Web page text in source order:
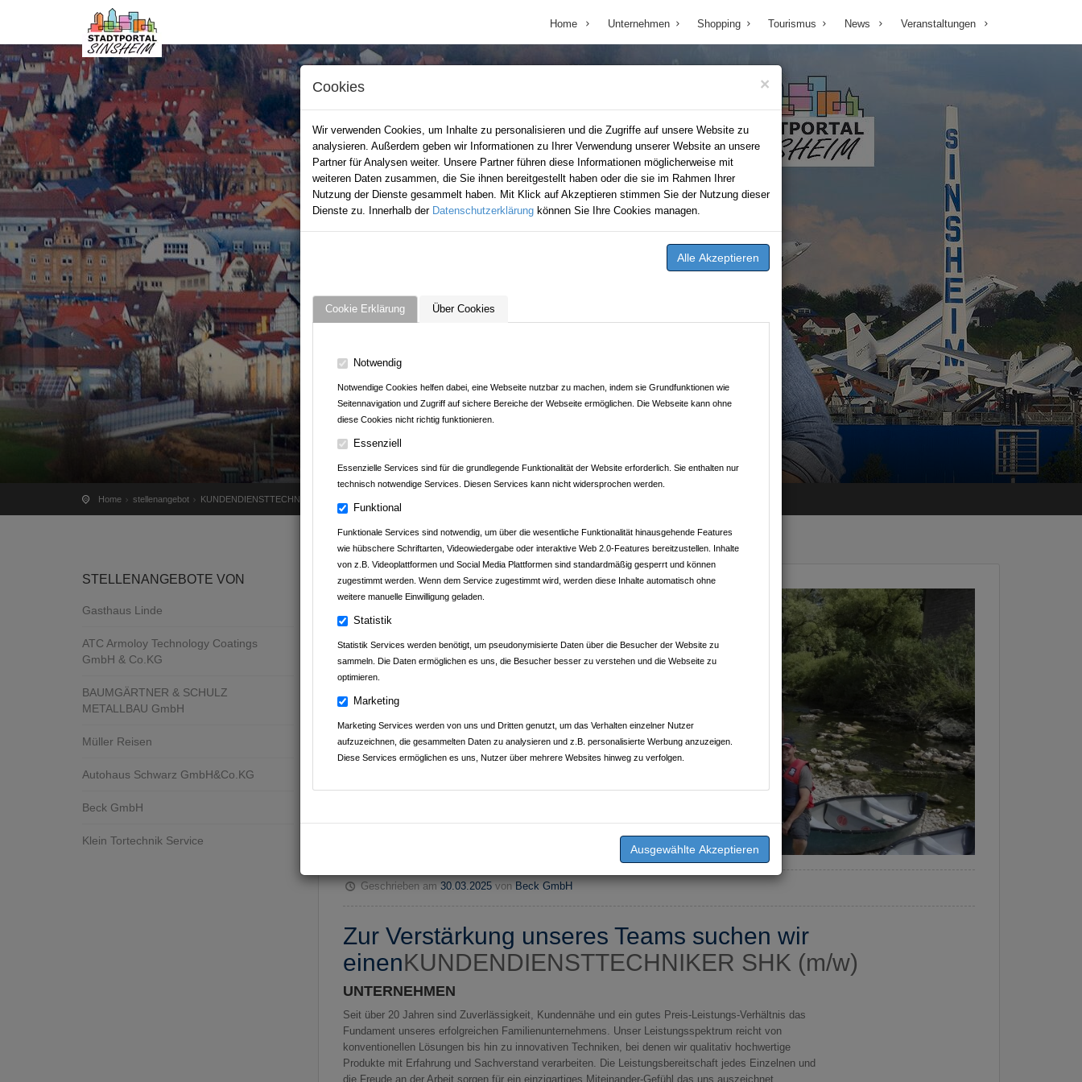
×
Cookies
Wir verwenden Cookies, um Inhalte zu personalisieren und die Zugriffe auf unsere Website zu
analysieren. Außerdem geben wir Informationen zu Ihrer Verwendung unserer Website an unsere
Partner für Analysen weiter. Unsere Partner führen diese Informationen möglicherweise mit
weiteren Daten zusammen, die Sie ihnen bereitgestellt haben oder die sie im Rahmen Ihrer
Nutzung der Dienste gesammelt haben. Mit Klick auf Akzeptieren stimmen Sie der Nutzung dieser
Dienste zu. Innerhalb der Datenschutzerklärung können Sie Ihre Cookies managen.
Cookie Erklärung Über Cookies
Notwendig
Notwendige Cookies helfen dabei, eine Webseite nutzbar zu machen, indem sie Grundfunktionen wie
Seitennavigation und Zugriff auf sichere Bereiche der Webseite ermöglichen. Die Webseite kann ohne
diese Cookies nicht richtig funktionieren.
Essenziell
Essenzielle Services sind für die grundlegende Funktionalität der Website erforderlich. Sie enthalten nur
technisch notwendige Services. Diesen Services kann nicht widersprochen werden.
Funktional
Funktionale Services sind notwendig, um über die wesentliche Funktionalität hinausgehende Features
wie hübschere Schriftarten, Videowiedergabe oder interaktive Web 2.0-Features bereitzustellen. Inhalte
von z.B. Videoplattformen und Social Media Plattformen sind standardmäßig gesperrt und können
zugestimmt werden. Wenn dem Service zugestimmt wird, werden diese Inhalte automatisch ohne
weitere manuelle Einwilligung geladen.
Statistik
Statistik Services werden benötigt, um pseudonymisierte Daten über die Besucher der Website zu
sammeln. Die Daten ermöglichen es uns, die Besucher besser zu verstehen und die Webseite zu
optimieren.
Marketing
Marketing Services werden von uns und Dritten genutzt, um das Verhalten einzelner Nutzer
aufzuzeichnen, die gesammelten Daten zu analysieren und z.B. personalisierte Werbung anzuzeigen.
Diese Services ermöglichen es uns, Nutzer über mehrere Websites hinweg zu verfolgen.
Home Unternehmen Shopping Tourismus News Veranstaltungen
STADTPORTAL SINSHEIM
Home stellenangebot KUNDENDIENSTTECHNIKER SHK (m/w)
STELLENANGEBOTE VON
Gasthaus Linde
ATC Armoloy Technology Coatings
GmbH & Co.KG
BAUMGÄRTNER & SCHULZ
METALLBAU GmbH
Müller Reisen
Autohaus Schwarz GmbH&Co.KG
Beck GmbH
Klein Tortechnik Service
Geschrieben am 30.03.2025von Beck GmbH
Zur Verstärkung unseres Teams suchen wir
einenKUNDENDIENSTTECHNIKER SHK (m/w)
UNTERNEHMEN
Seit über 20 Jahren sind Zuverlässigkeit, Kundennähe und ein gutes Preis-Leistungs-Verhältnis das
Fundament unseres erfolgreichen Familienunternehmens. Unser Leistungsspektrum reicht von
konventionellen Lösungen bis hin zu innovativen Techniken, bei denen wir qualitativ hochwertige
Produkte mit Erfahrung und Sachverstand verarbeiten. Die Leistungsbereitschaft jedes Einzelnen und
die Freude an der Arbeit sorgen für ein einzigartiges Miteinander-Gefühl das uns auszeichnet